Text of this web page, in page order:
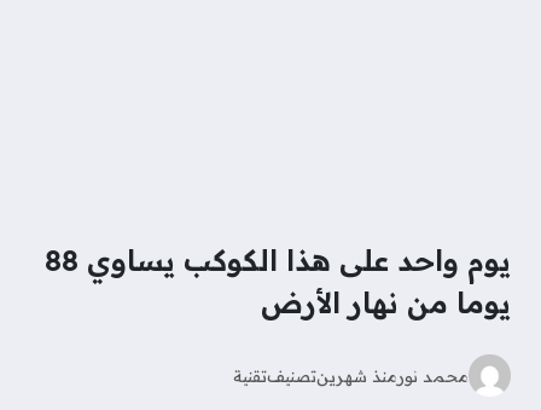
يوم واحد على هذا الكوكب يساوي 88
يوما من نهار الأرض
محمد نورمنذ شهرينتصنيفتقنية